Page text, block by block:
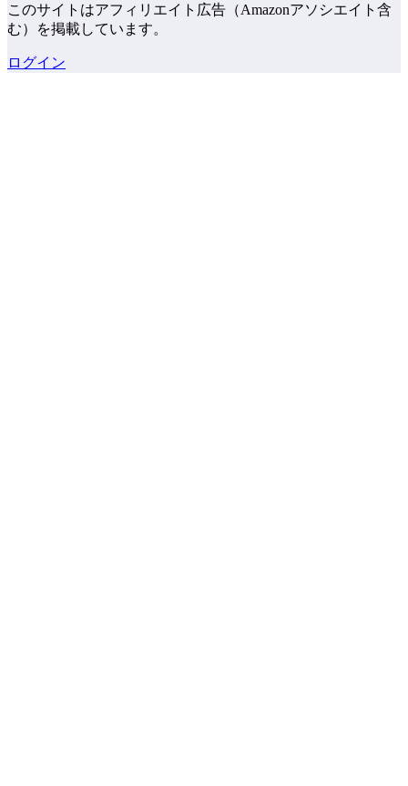
このサイトはアフィリエイト広告（Amazonアソシエイト含
む）を掲載しています。
ログイン